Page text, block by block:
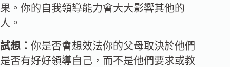
果。你的自我領導能力會大大影響其他的
人。
試想： 你是否會想效法你的父母取決於他們
是否有好好領導自己，而不是他們要求或教